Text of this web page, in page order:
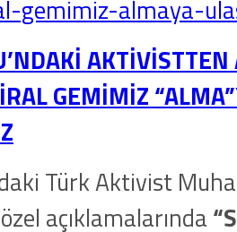
gemimiz-almaya-
AKTİVİSTTEN
GEMİMİZ
Türk Aktivist
açıklamalarında